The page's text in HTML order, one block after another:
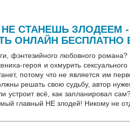
СТАНЕШЬ ЗЛОДЕЕМ
ОНЛАЙН БЕСПЛАТНО
фэнтезийного любовного
героя и охмурить
потому что не является им
решать свою судьбу, автор
устроит всё, как запланировал
главный НЕ злодей! Никому не